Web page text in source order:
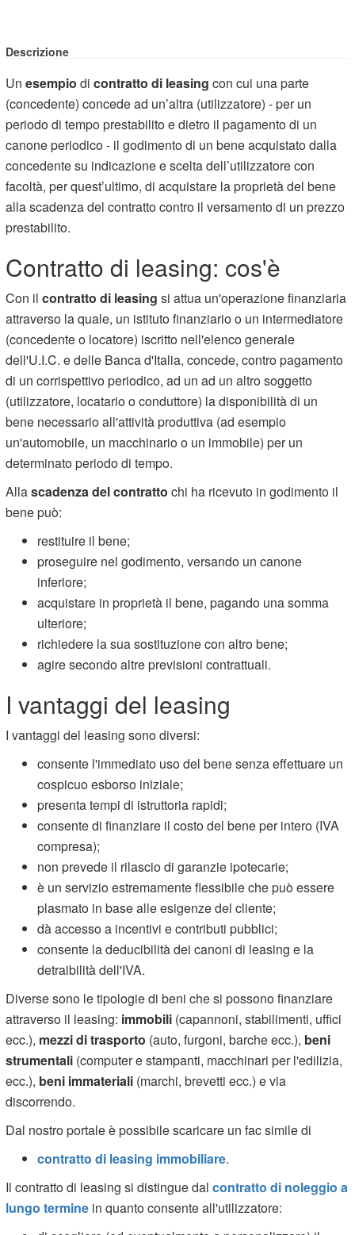
Descrizione
Unesempiodicontratto di leasing con cui una parte
(concedente) concede ad un’altra (utilizzatore) - per un
periodo di tempo prestabilito e dietro il pagamento di un
canone periodico - il godimento di un bene acquistato dalla
concedente su indicazione e scelta dell’utilizzatore con
facoltà, per quest’ultimo, di acquistare la proprietà del bene
alla scadenza del contratto contro il versamento di un prezzo
prestabilito.
Contratto di leasing: cos'è
Con ilcontratto di leasing si attua un'operazione finanziaria
attraverso la quale, un istituto finanziario o un intermediatore
(concedente o locatore) iscritto nell'elenco generale
dell'U.I.C. e delle Banca d'Italia, concede, contro pagamento
di un corrispettivo periodico, ad un ad un altro soggetto
(utilizzatore, locatario o conduttore) la disponibilità di un
bene necessario all'attività produttiva (ad esempio
un'automobile, un macchinario o un immobile) per un
determinato periodo di tempo.
Allascadenza del contratto chi ha ricevuto in godimento il
bene può:
restituire il bene;
proseguire nel godimento, versando un canone
inferiore;
acquistare in proprietà il bene, pagando una somma
ulteriore;
richiedere la sua sostituzione con altro bene;
agire secondo altre previsioni contrattuali.
I vantaggi del leasing
I vantaggi del leasing sono diversi:
consente l'immediato uso del bene senza effettuare un
cospicuo esborso iniziale;
presenta tempi di istruttoria rapidi;
consente di finanziare il costo del bene per intero (IVA
compresa);
non prevede il rilascio di garanzie ipotecarie;
è un servizio estremamente flessibile che può essere
plasmato in base alle esigenze del cliente;
dà accesso a incentivi e contributi pubblici;
consente la deducibilità dei canoni di leasing e la
detraibilità dell'IVA.
Diverse sono le tipologie di beni che si possono finanziare
attraverso il leasing: immobili (capannoni, stabilimenti, uffici
ecc.), mezzi di trasporto (auto, furgoni, barche ecc.), beni
strumentali (computer e stampanti, macchinari per l'edilizia,
ecc.), beni immateriali (marchi, brevetti ecc.) e via
discorrendo.
Dal nostro portale è possibile scaricare un fac simile di
contratto di leasing immobiliare.
Il contratto di leasing si distingue dalcontratto di noleggio a
lungo termine in quanto consente all'utilizzatore: